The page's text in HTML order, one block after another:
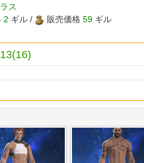
ス
2 ギル / 販売価格 59 ギル
13(16)